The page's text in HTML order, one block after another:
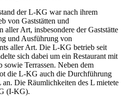
der L-KG war nach ihrem
von Gaststätten und
aller Art, insbesondere der Gaststätte
und Ausführung von
aller Art. Die L-KG betrieb seit
sich dabei um ein Restaurant mit
sowie Terrassen. Neben dem
die L-KG auch die Durchführung
an. Die Räumlichkeiten des L mietete
(I-KG).